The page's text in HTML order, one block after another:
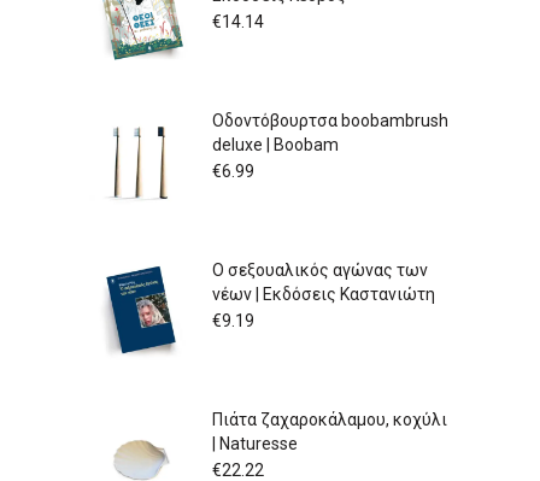
€14.14
Οδοντόβουρτσα boobambrush
deluxe | Boobam
€6.99
Ο σεξουαλικός αγώνας των
νέων | Εκδόσεις Καστανιώτη
€9.19
Πιάτα ζαχαροκάλαμου, κοχύλι
| Naturesse
€22.22